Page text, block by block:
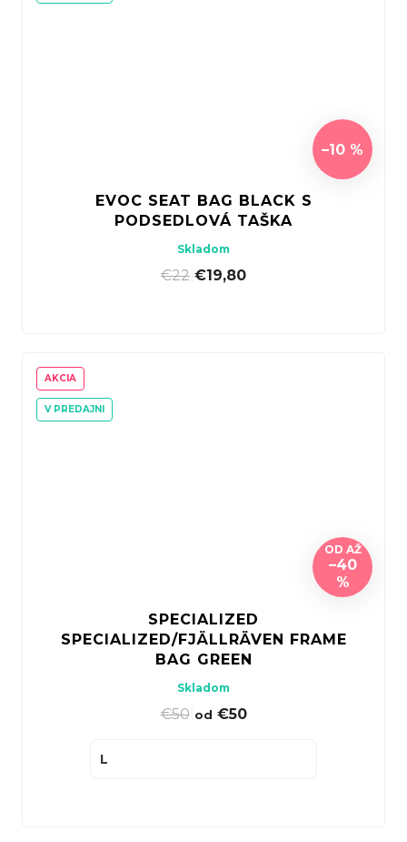
–10 %
EVOC SEAT BAG BLACK S
PODSEDLOVÁ TAŠKA
Skladom
€22 €19,80
AKCIA
V PREDAJNI
OD AŽ
–40
%
SPECIALIZED
SPECIALIZED/FJÄLLRÄVEN FRAME
BAG GREEN
Skladom
€50| od €50
L